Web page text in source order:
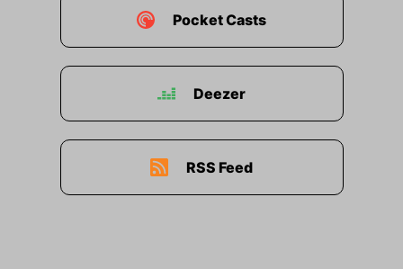
Pocket Casts
Deezer
RSS Feed